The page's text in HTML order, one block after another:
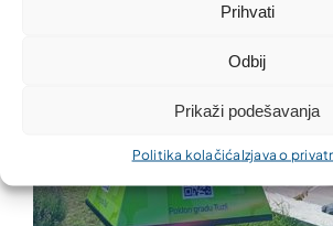
Prihvati
Odbij
Prikaži podešavanja
Politika kolačića Izjava o